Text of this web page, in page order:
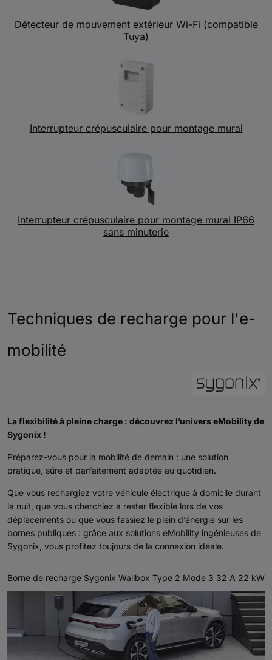
Détecteur de mouvement extérieur Wi-Fi (compatible
Tuya)
Interrupteur crépusculaire pour montage mural
Interrupteur crépusculaire pour montage mural IP66
sans minuterie
Techniques de recharge pour l'e-
mobilité
La flexibilité à pleine charge : découvrez l’univers eMobility de
Sygonix !
Préparez-vous pour la mobilité de demain : une solution
pratique, sûre et parfaitement adaptée au quotidien.
Que vous rechargiez votre véhicule électrique à domicile durant
la nuit, que vous cherchiez à rester flexible lors de vos
déplacements ou que vous fassiez le plein d’énergie sur les
bornes publiques : grâce aux solutions eMobility ingénieuses de
Sygonix, vous profitez toujours de la connexion idéale.
Borne de recharge Sygonix Wallbox Type 2 Mode 3 32 A 22 kW